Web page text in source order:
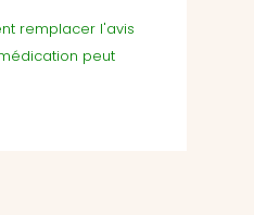
remplacer l'avis
peut